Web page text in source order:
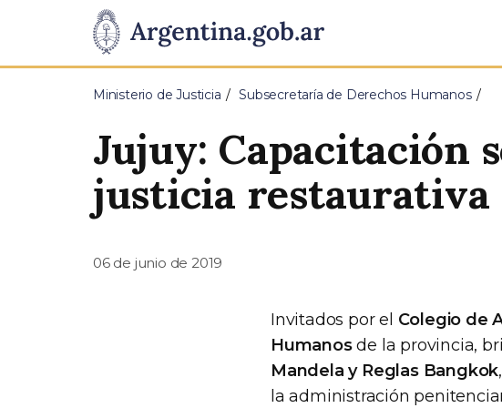
Presidencia
de
Pasar al contenido principal
Ministerio de Justicia Subsecretaría de Derechos Humanos
Jujuy: Capacitación
justicia restaurativa
06 de junio de 2019
Invitados por el Colegio de
Humanosde la provincia,
Mandela y Reglas Bangkok
la administración